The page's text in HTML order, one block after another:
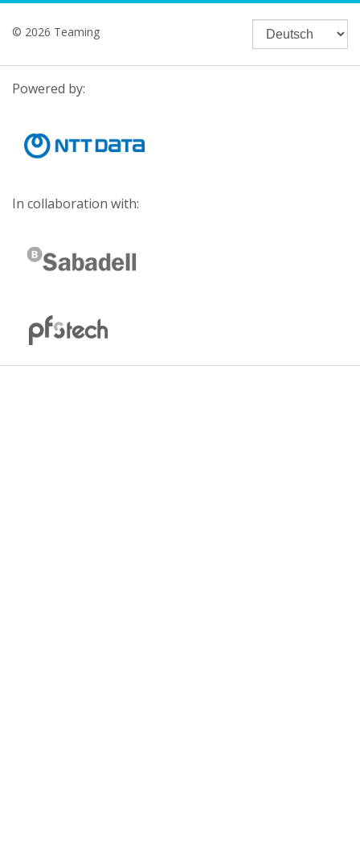
© 2026 Teaming
Powered by:
In collaboration with: